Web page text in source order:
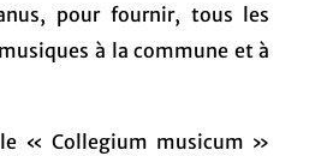
pour fournir, tous les
à la commune et à
« Collegium musicum »